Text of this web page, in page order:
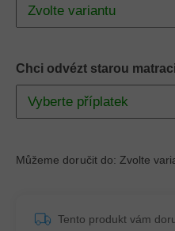
Chci odvézt starou matraci
Můžeme doručit do: Zvolte
Tento produkt vám